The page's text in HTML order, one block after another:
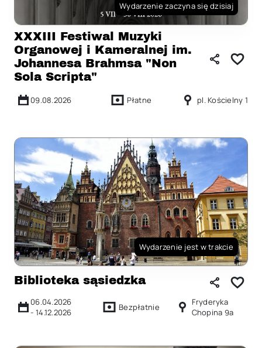
Wydarzenie zaczyna się dzisiaj
XXXIII Festiwal Muzyki
Organowej i Kameralnej im.
Johannesa Brahmsa "Non
Sola Scripta"
09.08.2026 Płatne pl. Kościelny 1
Wydarzenie jest w trakcie
Biblioteka sąsiedzka
06.04.2026
- 14.12.2026 Bezpłatnie
Fryderyka
Chopina 9a